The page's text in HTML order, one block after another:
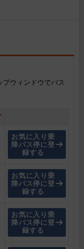
ウィンドウでバス
お気に入り乗
降バス停に登
録する
お気に入り乗
降バス停に登
録する
お気に入り乗
降バス停に登
録する